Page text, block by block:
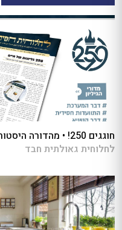
חוגגים 250! • מהדורה היסטורית של מגזין 'לחלוחית חסידית'
לחלוחית גאולתית חבד